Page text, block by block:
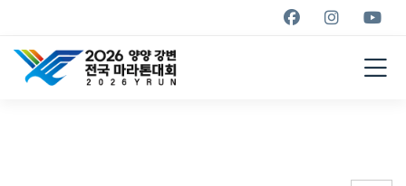
MARATHON
2026